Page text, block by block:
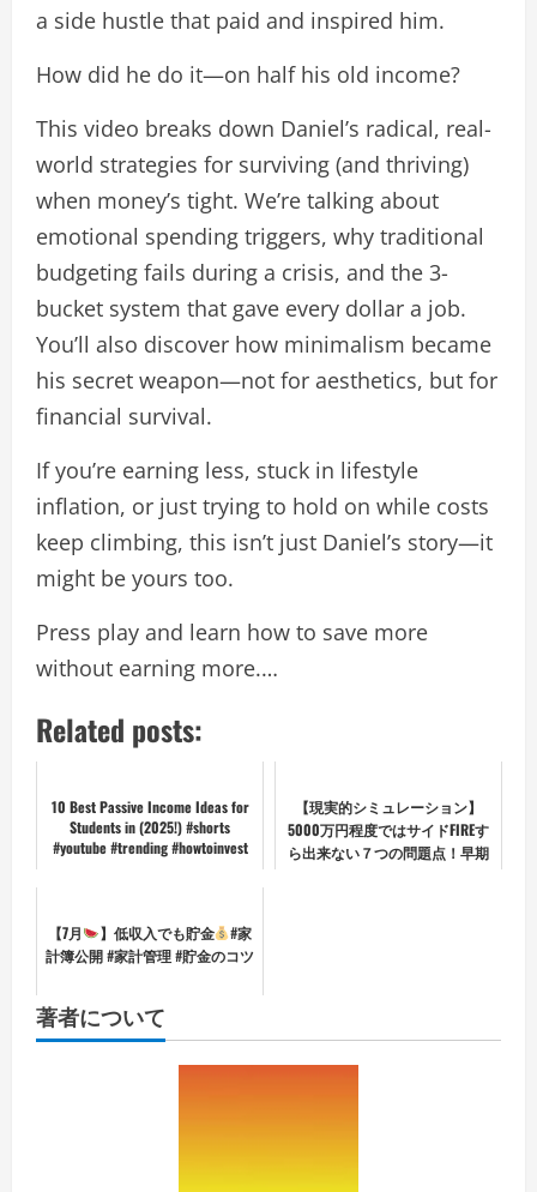
a side hustle that paid and inspired him.
How did he do it—on half his old income?
This video breaks down Daniel’s radical, real-
world strategies for surviving (and thriving)
when money’s tight. We’re talking about
emotional spending triggers, why traditional
budgeting fails during a crisis, and the 3-
bucket system that gave every dollar a job.
You’ll also discover how minimalism became
his secret weapon—not for aesthetics, but for
financial survival.
If you’re earning less, stuck in lifestyle
inflation, or just trying to hold on while costs
keep climbing, this isn’t just Daniel’s story—it
might be yours too.
Press play and learn how to save more
without earning more.…
Related posts:
10 Best Passive Income Ideas for
Students in (2025!) #shorts
#youtube #trending #howtoinvest
【現実的シミュレーション】
5000万円程度ではサイドFIREす
ら出来ない７つの問題点！早期
【7月 】低収入でも貯金
#家
計簿公開 #家計管理 #貯金のコツ
著者について